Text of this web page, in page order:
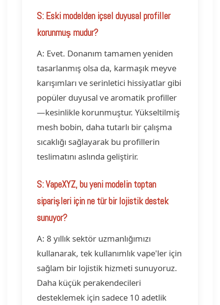
S: Eski modelden içsel duyusal profiller
korunmuş mudur?
A: Evet. Donanım tamamen yeniden
tasarlanmış olsa da, karmaşık meyve
karışımları ve serinletici hissiyatlar gibi
popüler duyusal ve aromatik profiller
—kesinlikle korunmuştur. Yükseltilmiş
mesh bobin, daha tutarlı bir çalışma
sıcaklığı sağlayarak bu profillerin
teslimatını aslında geliştirir.
S: VapeXYZ, bu yeni modelin toptan
siparişleri için ne tür bir lojistik destek
sunuyor?
A: 8 yıllık sektör uzmanlığımızı
kullanarak, tek kullanımlık vape'ler için
sağlam bir lojistik hizmeti sunuyoruz.
Daha küçük perakendecileri
desteklemek için sadece 10 adetlik